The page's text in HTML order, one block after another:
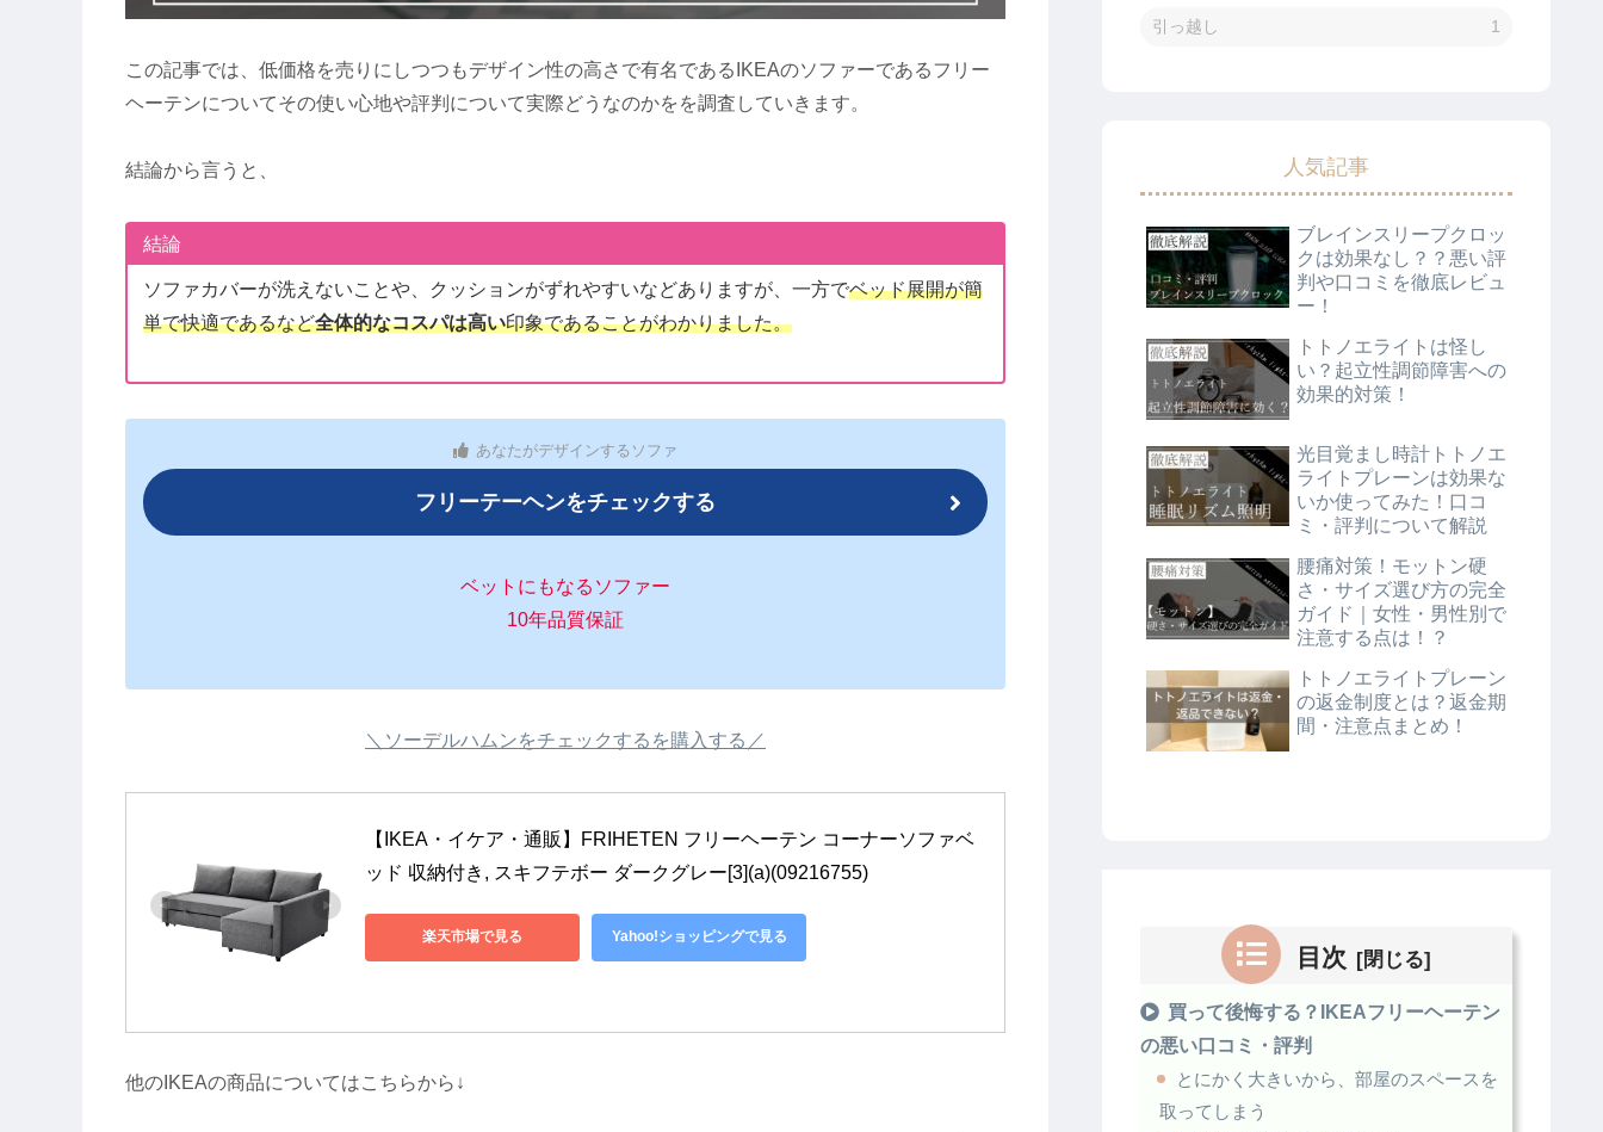
この記事では、低価格を売りにしつつもデザイン性の高さで有名であるIKEAのソファーであるフリー
ヘーテンについてその使い心地や評判について実際どうなのかをを調査していきます。
結論から言うと、
結論
ソファカバーが洗えないことや、クッションがずれやすいなどありますが、一方でベッド展開が簡
単で快適であるなど全体的なコスパは高い印象であることがわかりました。
あなたがデザインするソファ
フリーテーヘンをチェックする
ベットにもなるソファー
10年品質保証
＼ソーデルハムンをチェックするを購入する／
【IKEA・イケア・通販】FRIHETEN フリーヘーテン コーナーソファベ
ッド 収納付き, スキフテボー ダークグレー[3](a)(09216755)
楽天市場で見る Yahoo!ショッピングで見る
他のIKEAの商品についてはこちらから↓
引っ越し 1
人気記事
ブレインスリープクロッ
クは効果なし？？悪い評
判や口コミを徹底レビュ
ー！
トトノエライトは怪し
い？起立性調節障害への
効果的対策！
光目覚まし時計トトノエ
ライトプレーンは効果な
いか使ってみた！口コ
ミ・評判について解説
腰痛対策！モットン硬
さ・サイズ選び方の完全
ガイド｜女性・男性別で
注意する点は！？
トトノエライトプレーン
の返金制度とは？返金期
間・注意点まとめ！
目次
買って後悔する？IKEAフリーヘーテン
の悪い口コミ・評判
とにかく大きいから、部屋のスペースを
取ってしまう